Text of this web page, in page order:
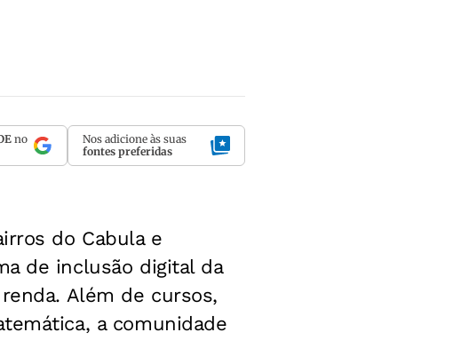
no
Nos adicione às suas
fontes preferidas
do Cabula e
de inclusão digital da
Além de cursos,
a comunidade